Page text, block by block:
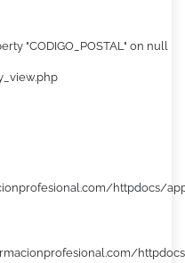
"CODIGO_POSTAL" on null
httpdocs/